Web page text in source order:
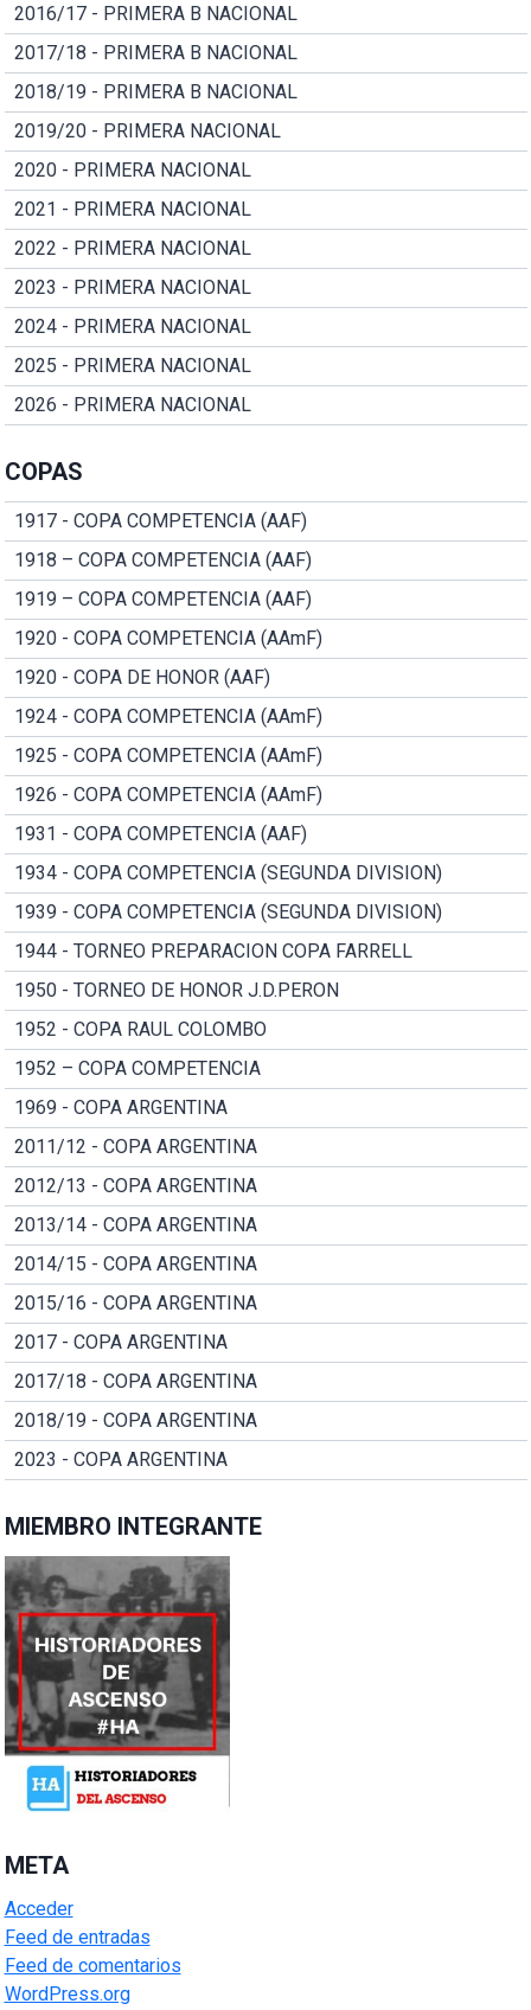
2016/17 - PRIMERA B NACIONAL
2017/18 - PRIMERA B NACIONAL
2018/19 - PRIMERA B NACIONAL
2019/20 - PRIMERA NACIONAL
2020 - PRIMERA NACIONAL
2021 - PRIMERA NACIONAL
2022 - PRIMERA NACIONAL
2023 - PRIMERA NACIONAL
2024 - PRIMERA NACIONAL
2025 - PRIMERA NACIONAL
2026 - PRIMERA NACIONAL
COPAS
1917 - COPA COMPETENCIA (AAF)
1918 – COPA COMPETENCIA (AAF)
1919 – COPA COMPETENCIA (AAF)
1920 - COPA COMPETENCIA (AAmF)
1920 - COPA DE HONOR (AAF)
1924 - COPA COMPETENCIA (AAmF)
1925 - COPA COMPETENCIA (AAmF)
1926 - COPA COMPETENCIA (AAmF)
1931 - COPA COMPETENCIA (AAF)
1934 - COPA COMPETENCIA (SEGUNDA DIVISION)
1939 - COPA COMPETENCIA (SEGUNDA DIVISION)
1944 - TORNEO PREPARACION COPA FARRELL
1950 - TORNEO DE HONOR J.D.PERON
1952 - COPA RAUL COLOMBO
1952 – COPA COMPETENCIA
1969 - COPA ARGENTINA
2011/12 - COPA ARGENTINA
2012/13 - COPA ARGENTINA
2013/14 - COPA ARGENTINA
2014/15 - COPA ARGENTINA
2015/16 - COPA ARGENTINA
2017 - COPA ARGENTINA
2017/18 - COPA ARGENTINA
2018/19 - COPA ARGENTINA
2023 - COPA ARGENTINA
MIEMBRO INTEGRANTE
META
Acceder
Feed de entradas
Feed de comentarios
WordPress.org